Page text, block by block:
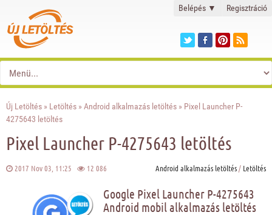
Belépés ▼ Regisztráció
Új Letöltés » Letöltés »Android alkalmazás letöltés » Pixel Launcher P-
4275643 letöltés
Pixel Launcher P-4275643 letöltés
2017 Nov 03, 11:25 12 086 Android alkalmazás letöltés/ Letöltés
Google Pixel Launcher P-4275643
Android mobil alkalmazás letöltés